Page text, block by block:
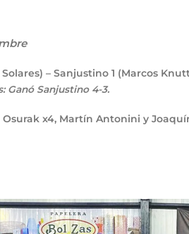
– Sanjustino 1 (Marcos
Ganó Sanjustino 4-3.
x4, Martín Antonini y